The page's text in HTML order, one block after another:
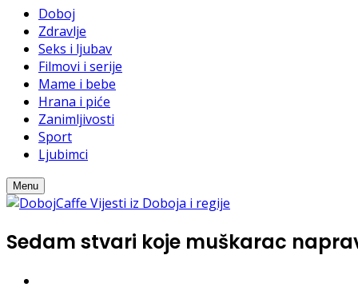
Doboj
Zdravlje
Seks i ljubav
Filmovi i serije
Mame i bebe
Hrana i piće
Zanimljivosti
Sport
Ljubimci
Menu
Sedam stvari koje muškarac